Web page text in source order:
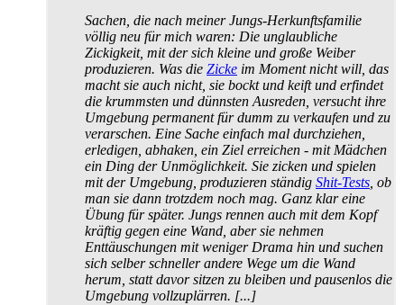
Sachen, die nach meiner Jungs-Herkunfts­familie
völlig neu für mich waren: Die unglaubliche
Zickigkeit, mit der sich kleine und große Weiber
produzieren. Was die Zicke im Moment nicht will, das
macht sie auch nicht, sie bockt und keift und erfindet
die krummsten und dünnsten Ausreden, versucht ihre
Umgebung permanent für dumm zu verkaufen und zu
verarschen. Eine Sache einfach mal durchziehen,
erledigen, abhaken, ein Ziel erreichen - mit Mädchen
ein Ding der Unmöglichkeit. Sie zicken und spielen
mit der Umgebung, produzieren ständig Shit-Tests , ob
man sie dann trotzdem noch mag. Ganz klar eine
Übung für später. Jungs rennen auch mit dem Kopf
kräftig gegen eine Wand, aber sie nehmen
Enttäuschungen mit weniger Drama hin und suchen
sich selber schneller andere Wege um die Wand
herum, statt davor sitzen zu bleiben und pausenlos die
Umgebung vollzuplärren. [...]